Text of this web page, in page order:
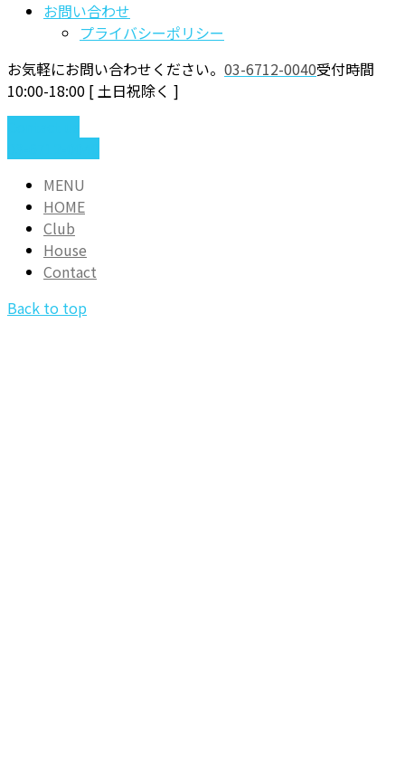
お問い合わせ
プライバシーポリシー
お気軽にお問い合わせください。 03-6712-0040受付時間
10:00-18:00 [ 土日祝除く ]
MENU
HOME
Club
House
Contact
Back to top